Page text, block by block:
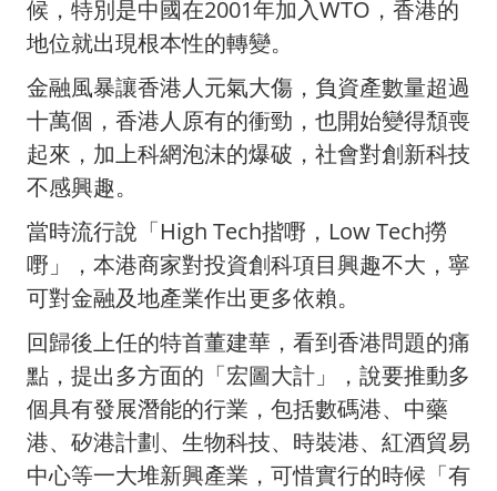
候，特別是中國在2001年加入WTO，香港的
地位就出現根本性的轉變。
金融風暴讓香港人元氣大傷，負資產數量超過
十萬個，香港人原有的衝勁，也開始變得頹喪
起來，加上科網泡沫的爆破，社會對創新科技
不感興趣。
當時流行說「High Tech揩嘢，Low Tech撈
嘢」，本港商家對投資創科項目興趣不大，寧
可對金融及地產業作出更多依賴。
回歸後上任的特首董建華，看到香港問題的痛
點，提出多方面的「宏圖大計」，說要推動多
個具有發展潛能的行業，包括數碼港、中藥
港、矽港計劃、生物科技、時裝港、紅酒貿易
中心等一大堆新興產業，可惜實行的時候「有